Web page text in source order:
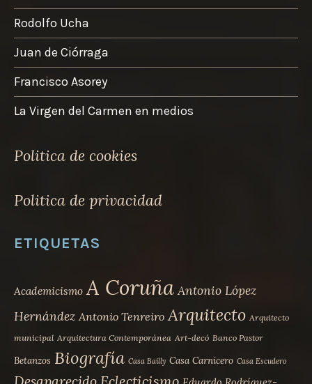
Rodolfo Ucha
Juan de Ciórraga
Francisco Asorey
La Virgen del Carmen en medios
Politica de cookies
Politica de privacidad
ETIQUETAS
Academicismo A Coruña Antonio López
Hernández Antonio Tenreiro Arquitecto Arquitecto
municipal Arquitectura Contemporánea Art-decó Banco Pastor
Betanzos Biografía Casa Bailly Casa Carnicero Casa Escudero